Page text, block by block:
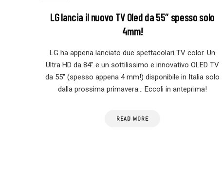
LG lancia il nuovo TV Oled da 55″ spesso solo
4mm!
LG ha appena lanciato due spettacolari TV color. Un
Ultra HD da 84″ e un sottilissimo e innovativo OLED TV
da 55″ (spesso appena 4 mm!) disponibile in Italia solo
dalla prossima primavera… Eccoli in anteprima!
READ MORE